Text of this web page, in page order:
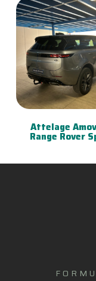
Attelage
Range Rover